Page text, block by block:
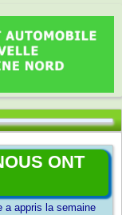
ONT
a appris la semaine